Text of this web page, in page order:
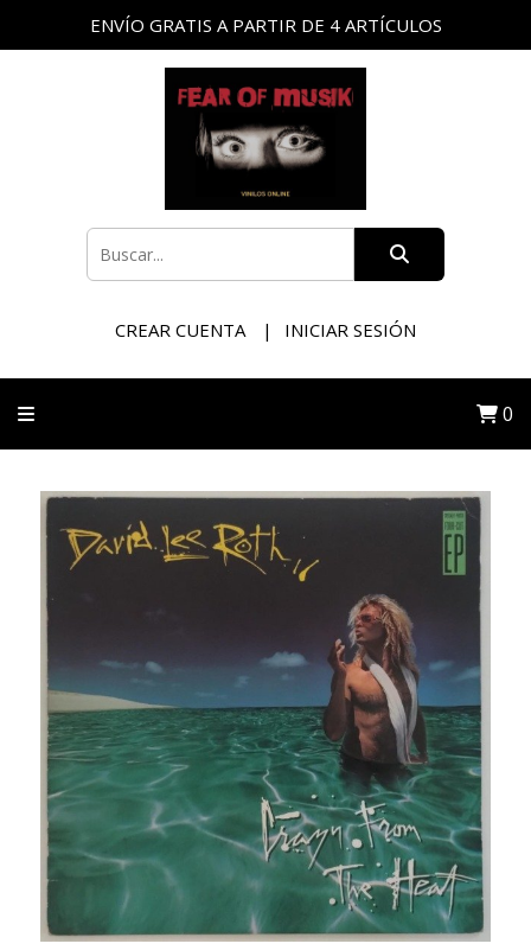
ENVÍO GRATIS A PARTIR DE 4 ARTÍCULOS
CREAR CUENTA INICIAR SESIÓN
0